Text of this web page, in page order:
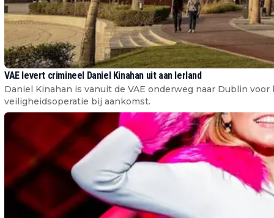
VAE levert crimineel Daniel Kinahan uit aan Ierland
Daniel Kinahan is vanuit de VAE onderweg naar Dublin
veiligheidsoperatie bij aankomst.